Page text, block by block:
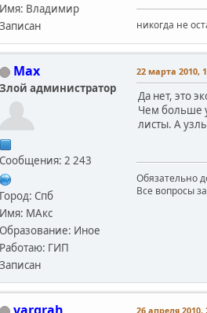
Имя: Владимир
Записан
никогда не
Max
Злой администратор
Сообщения: 2 243
Город: Спб
Имя: МАкс
Образование: Иное
Работаю: ГИП
Записан
22 марта 2010,
Да нет, это
Чем больше
листы. А
Обязательно
Все вопросы
26 апреля 2010,